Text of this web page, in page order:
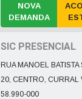
NOVA
DEMANDA
SIC PRESENCIAL
RUA MANOEL BATISTA
20, CENTRO, CURRAL
58.990-000